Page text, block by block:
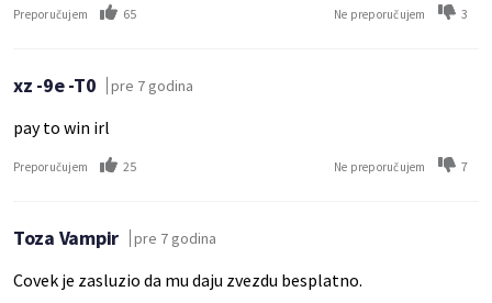
Preporučujem 65 Ne preporučujem 3
xz -9e -T0 pre 7 godina
pay to win irl
Preporučujem 25 Ne preporučujem 7
Toza Vampir pre 7 godina
Covek je zasluzio da mu daju zvezdu besplatno.